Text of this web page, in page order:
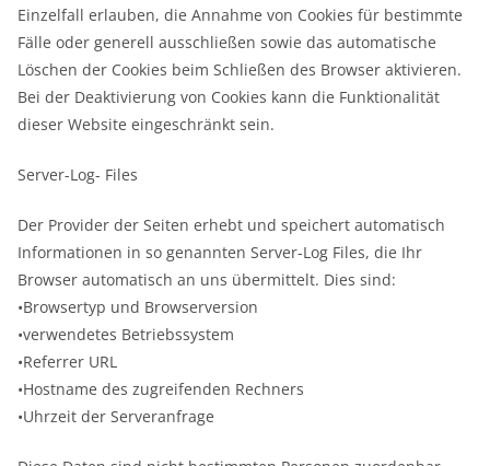
Einzelfall erlauben, die Annahme von Cookies für bestimmte
Fälle oder generell ausschließen sowie das automatische
Löschen der Cookies beim Schließen des Browser aktivieren.
Bei der Deaktivierung von Cookies kann die Funktionalität
dieser Website eingeschränkt sein.
Server-Log- Files
Der Provider der Seiten erhebt und speichert automatisch
Informationen in so genannten Server-Log Files, die Ihr
Browser automatisch an uns übermittelt. Dies sind:
•Browsertyp und Browserversion
•verwendetes Betriebssystem
•Referrer URL
•Hostname des zugreifenden Rechners
•Uhrzeit der Serveranfrage